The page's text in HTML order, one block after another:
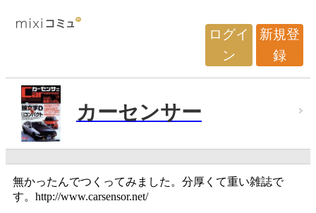
ログイ
ン
新規登
録
カーセンサー
無かったんでつくってみました。分厚くて重い雑誌で
す。http://www.carsensor.net/